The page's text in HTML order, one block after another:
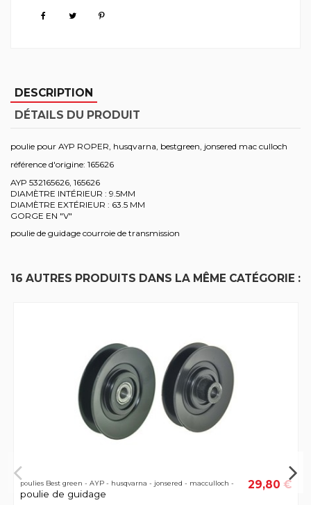
DESCRIPTION
DÉTAILS DU PRODUIT
poulie pour AYP ROPER, husqvarna, bestgreen, jonsered mac culloch
référence d'origine: 165626
AYP 532165626, 165626
DIAMÈTRE INTÉRIEUR : 9.5MM
DIAMÈTRE EXTÉRIEUR : 63.5 MM
GORGE EN "V"
poulie de guidage courroie de transmission
16 AUTRES PRODUITS DANS LA MÊME CATÉGORIE :
poulies Best green - AYP - husqvarna - jonsered - macculloch -
poulie de guidage
29,80 €